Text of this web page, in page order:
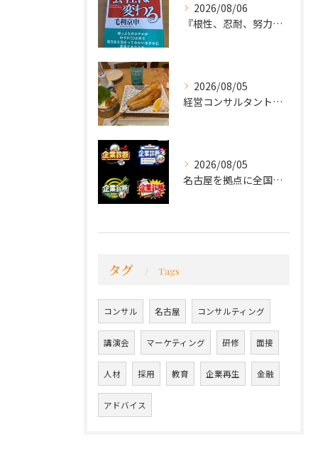
2026/08/06
『根性、忍耐、努力という言葉は死語なのか』
2026/08/05
経営コンサルタントのモーちゃん・毛利京申です。
2026/08/05
名古屋を拠点に全国で活動する 経営コンサルタントの 毛利京申...
タグ Tags
コンサル 名古屋 コンサルティング
講演会 マーケティング 研修 面接
人材 採用 教育 企業再生 金融
アドバイス